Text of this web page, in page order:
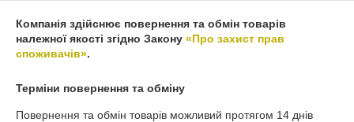
Компанія здійснює повернення та обмін товарів
належної якості згідно Закону «Про захист прав
споживачів».
Терміни повернення та обміну
Повернення та обмін товарів можливий протягом 14 днів